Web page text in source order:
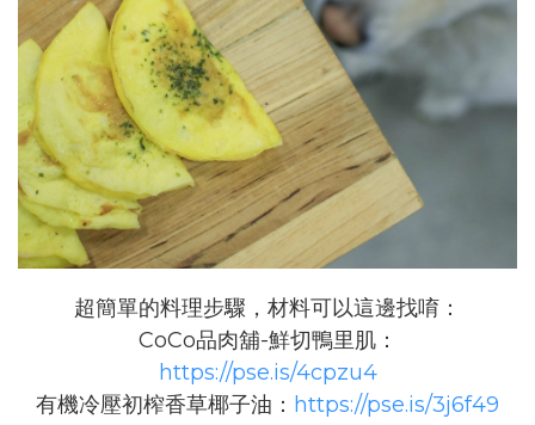
超簡單的料理步驟，材料可以這邊找唷：
CoCo品肉舖-鮮切鴨里肌：
https://pse.is/4cpzu4
有機冷壓初榨香草椰子油： https://pse.is/3j6f49